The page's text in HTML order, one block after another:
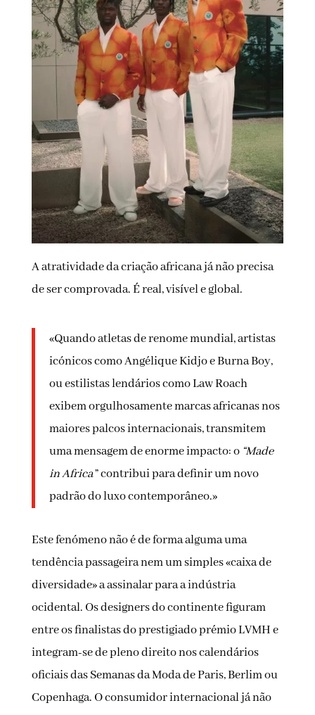
A atratividade da criação africana já não precisa
de ser comprovada. É real, visível e global.
«Quando atletas de renome mundial, artistas
icónicos como Angélique Kidjo e Burna Boy,
ou estilistas lendários como Law Roach
exibem orgulhosamente marcas africanas nos
maiores palcos internacionais, transmitem
uma mensagem de enorme impacto: o “Made
in Africa” contribui para definir um novo
padrão do luxo contemporâneo.»
Este fenómeno não é de forma alguma uma
tendência passageira nem um simples «caixa de
diversidade» a assinalar para a indústria
ocidental. Os designers do continente figuram
entre os finalistas do prestigiado prémio LVMH e
integram-se de pleno direito nos calendários
oficiais das Semanas da Moda de Paris, Berlim ou
Copenhaga. O consumidor internacional já não